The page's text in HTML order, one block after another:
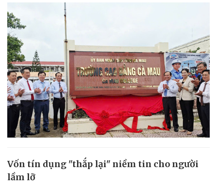
Vốn tín dụng "thắp lại" niềm tin cho người
lầm lỡ